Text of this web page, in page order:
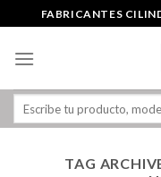
content
FABRICANTES
TAG